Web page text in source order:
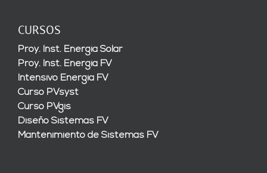
CURSOS
Proy. Inst. Energía Solar
Proy. Inst. Energía FV
Intensivo Energía FV
Curso PVsyst
Curso PVgis
Diseño Sistemas FV
Mantenimiento de Sistemas FV